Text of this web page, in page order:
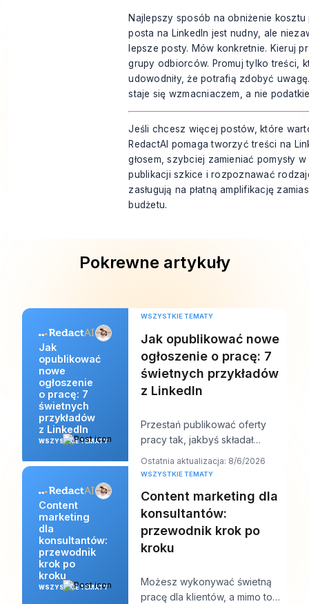
Najlepszy sposób na obniżenie kosztu
posta na LinkedIn jest nudny, ale
lepsze posty. Mów konkretnie. Kieruj
grupy odbiorców. Promuj tylko treści,
udowodniły, że potrafią zdobyć
staje się wzmacniaczem, a nie
Jeśli chcesz więcej postów, które
RedactAI pomaga tworzyć treści na
głosem, szybciej zamieniać pomysły
publikacji szkice i rozpoznawać
zasługują na płatną amplifikację
budżetu.
Pokrewne artykuły
Jak
opublikować
nowe
ogłoszenie
o pracę: 7
świetnych
przykładów
z LinkedIn
WSZYSTKIE TEMATY
WSZYSTKIE TEMATY
Jak opublikować nowe
ogłoszenie o pracę: 7
świetnych przykładów
z LinkedIn
Przestań publikować oferty
pracy tak, jakbyś składał
dokumenty, i zacznij pisać je
tak, jakbyś próbo
Ostatnia aktualizacja: 8/6/2026
Content
marketing
dla
konsultantów:
przewodnik
krok po
kroku
WSZYSTKIE TEMATY
WSZYSTKIE TEMATY
Content marketing dla
konsultantów:
przewodnik krok po
kroku
Możesz wykonywać świetną
pracę dla klientów, a mimo to